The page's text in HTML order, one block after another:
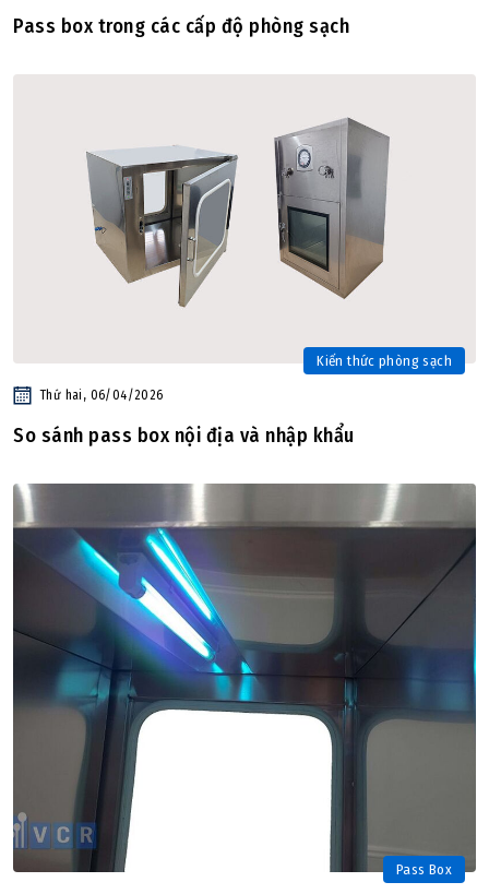
Pass box trong các cấp độ phòng sạch
Kiến thức phòng sạch
Thứ hai, 06/04/2026
So sánh pass box nội địa và nhập khẩu
Pass Box